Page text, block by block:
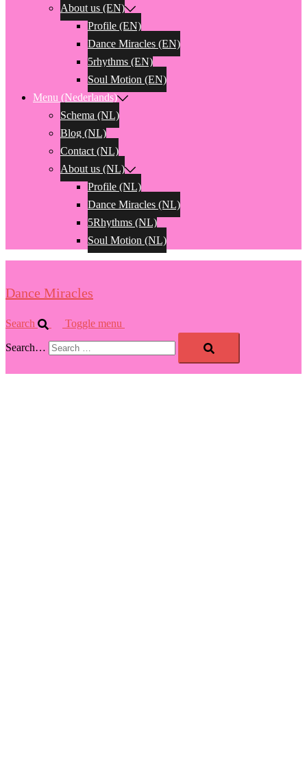
About us (EN)
Profile (EN)
Dance Miracles (EN)
5rhythms (EN)
Soul Motion (EN)
Menu (Nederlands)
Schema (NL)
Blog (NL)
Contact (NL)
About us (NL)
Profile (NL)
Dance Miracles (NL)
5Rhythms (NL)
Soul Motion (NL)
Dance Miracles
Search Toggle menu
Search…